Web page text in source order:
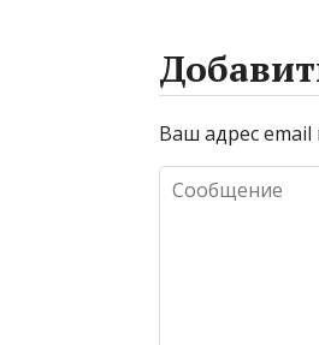
Ваш адрес email